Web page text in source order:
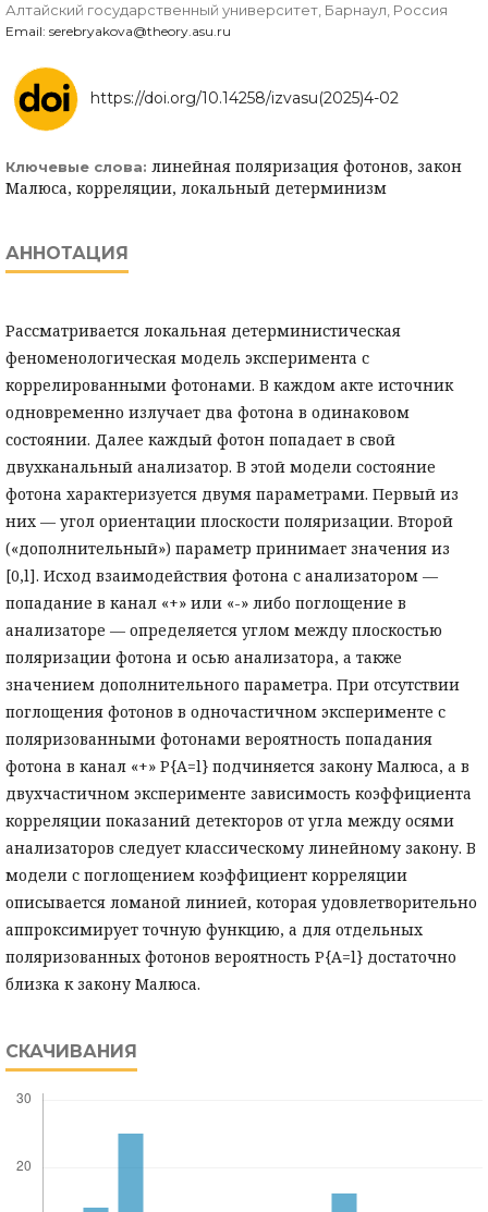
Алтайский государственный университет, Барнаул, Россия
Email: serebryakova@theory.asu.ru
https://doi.org/10.14258/izvasu(2025)4-02
Ключевые слова: линейная поляризация фотонов, закон
Малюса, корреляции, локальный детерминизм
АННОТАЦИЯ
Рассматривается локальная детерминистическая
феноменологическая модель эксперимента с
коррелированными фотонами. В каждом акте источник
одновременно излучает два фотона в одинаковом
состоянии. Далее каждый фотон попадает в свой
двухканальный анализатор. В этой модели состояние
фотона характеризуется двумя параметрами. Первый из
них — угол ориентации плоскости поляризации. Второй
(«дополнительный») параметр принимает значения из
[0,l]. Исход взаимодействия фотона с анализатором —
попадание в канал «+» или «-» либо поглощение в
анализаторе — определяется углом между плоскостью
поляризации фотона и осью анализатора, а также
значением дополнительного параметра. При отсутствии
поглощения фотонов в одночастичном эксперименте с
поляризованными фотонами вероятность попадания
фотона в канал «+» P{A=l} подчиняется закону Малюса, а в
двухчастичном эксперименте зависимость коэффициента
корреляции показаний детекторов от угла между осями
анализаторов следует классическому линейному закону. В
модели с поглощением коэффициент корреляции
описывается ломаной линией, которая удовлетворительно
аппроксимирует точную функцию, а для отдельных
поляризованных фотонов вероятность P{A=l} достаточно
близка к закону Малюса.
СКАЧИВАНИЯ